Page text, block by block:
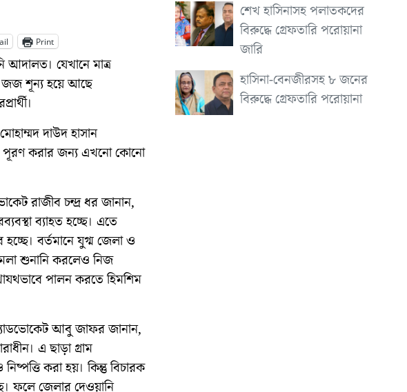
Print
আদালত। যেখানে মাত্র
জজ শূন্য হয়ে আছে
দাউদ হাসান
পূরণ করার জন্য এখনো কোনো
রাজীব চন্দ্র ধর জানান,
ব্যাহত হচ্ছে। এতে
হচ্ছে। বর্তমানে যুগ্ম জেলা ও
শুনানি করলেও নিজ
পালন করতে হিমশিম
আবু জাফর জানান,
এ ছাড়া গ্রাম
করা হয়। কিন্তু বিচারক
ফলে জেলার দেওয়ানি
শেখ হাসিনাসহ পলাতকদের
বিরুদ্ধে গ্রেফতারি পরোয়ানা
জারি
হাসিনা-বেনজীরসহ ৮ জনের
বিরুদ্ধে গ্রেফতারি পরোয়ানা